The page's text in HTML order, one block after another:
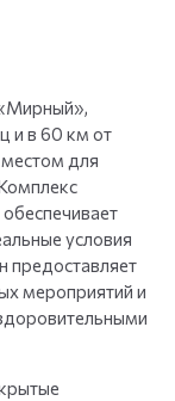
и в 60 км от
для
условия
предоставляет
мероприятий и